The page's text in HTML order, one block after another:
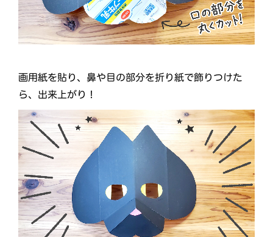
画用紙を貼り、鼻や目の部分を折り紙で飾りつけた
ら、出来上がり！